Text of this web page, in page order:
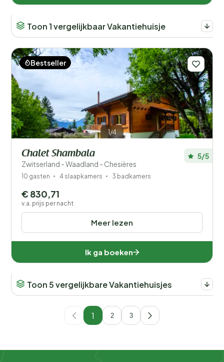
Toon 1 vergelijkbaar Vakantiehuisje
1/4
Bestseller
Chalet Shambala
Zwitserland - Waadland - Chesières
5/5
10 gasten 4 slaapkamers 3 badkamers
Meer lezen
€ 830,71
v.a. prijs per nacht
Ik ga boeken
Toon 5 vergelijkbare Vakantiehuisjes
1 2 3